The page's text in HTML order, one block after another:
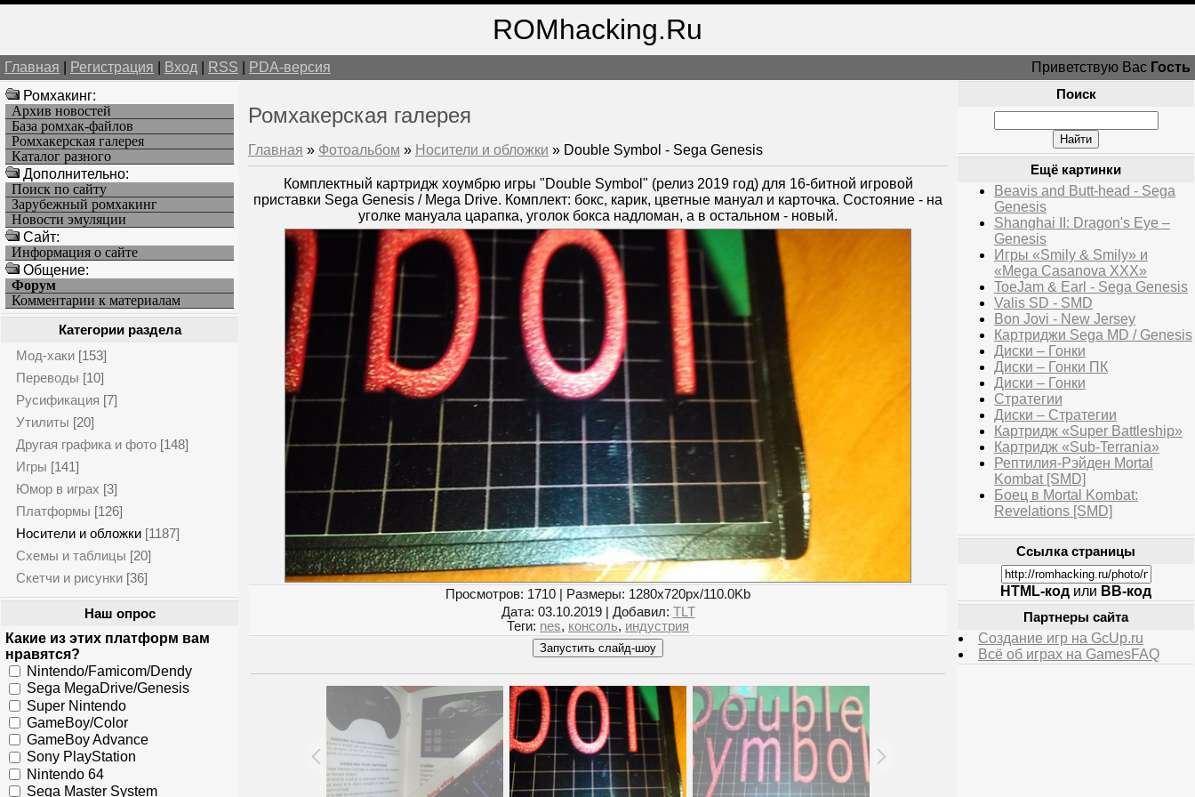
ROMhacking.Ru
Главная Регистрация Вход RSS PDA-версия Приветствую Вас Гость
Ромхакинг:
Архив новостей
База ромхак-файлов
Ромхакерская галерея
Каталог разного
Дополнительно:
Поиск по сайту
Зарубежный ромхакинг
Новости эмуляции
Cайт:
Информация о сайте
Общение:
Форум
Комментарии к материалам
Категории раздела
Мод-хаки [153]
Переводы [10]
Русификация [7]
Утилиты [20]
Другая графика и фото [148]
Игры [141]
Юмор в играх [3]
Платформы [126]
Носители и обложки [1187]
Схемы и таблицы [20]
Скетчи и рисунки [36]
Наш опрос
Какие из этих платформ вам
нравятся?
Nintendo/Famicom/Dendy
Sega MegaDrive/Genesis
Super Nintendo
GameBoy/Color
GameBoy Advance
Sony PlayStation
Nintendo 64
Sega Master System
Ромхакерская галерея
Главная » Фотоальбом » Носители и обложки » Double Symbol - Sega Genesis
Комплектный картридж хоумбрю игры "Double Symbol" (релиз 2019 год) для 16-битной игровой
приставки Sega Genesis / Mega Drive. Комплект: бокс, карик, цветные мануал и карточка. Состояние - на
уголке мануала царапка, уголок бокса надломан, а в остальном - новый.
Просмотров: 1710 | Размеры: 1280x720px/110.0Kb
Дата: 03.10.2019 | Добавил: TLT
Теги: nes, консоль, индустрия
Поиск
Ещё картинки
Beavis and Butt-head - Sega
Genesis
Shanghai II: Dragon's Eye –
Genesis
Игры «Smily & Smily» и
«Mega Casanova XXX»
ToeJam & Earl - Sega Genesis
Valis SD - SMD
Bon Jovi - New Jersey
Картриджи Sega MD / Genesis
Диски – Гонки
Диски – Гонки ПК
Диски – Гонки
Стратегии
Диски – Стратегии
Картридж «Super Battleship»
Картридж «Sub-Terrania»
Рептилия-Рэйден Mortal
Kombat [SMD]
Боец в Mortal Kombat:
Revelations [SMD]
Ссылка страницы
HTML-код или BB-код
Партнеры сайта
Создание игр на GcUp.ru
Всё об играх на GamesFAQ